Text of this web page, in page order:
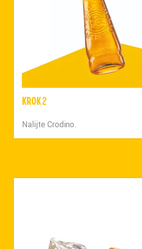
KROK 2
Nalijte Crodino.